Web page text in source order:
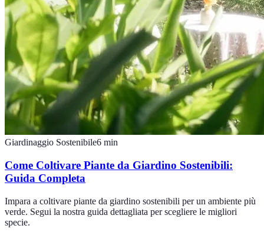
Giardinaggio Sostenibile6 min
Come Coltivare Piante da Giardino Sostenibili:
Guida Completa
Impara a coltivare piante da giardino sostenibili per un ambiente più
verde. Segui la nostra guida dettagliata per scegliere le migliori
specie.